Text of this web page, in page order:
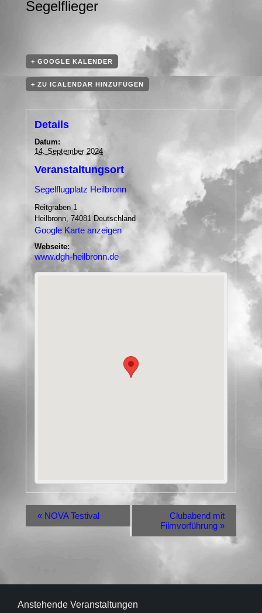
Segelflieger
+ GOOGLE KALENDER
+ ZU ICALENDAR HINZUFÜGEN
Details
Datum:
14. September 2024
Veranstaltungsort
Segelflugplatz Heilbronn
Reitgraben 1
Heilbronn, 74081 Deutschland
Google Karte anzeigen
Webseite:
www.dgh-heilbronn.de
« NOVA Testival
Clubabend mit
Filmvorführung »
Anstehende Veranstaltungen